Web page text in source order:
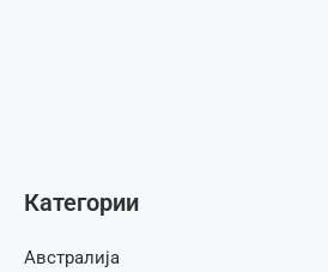
Категории
Австралија